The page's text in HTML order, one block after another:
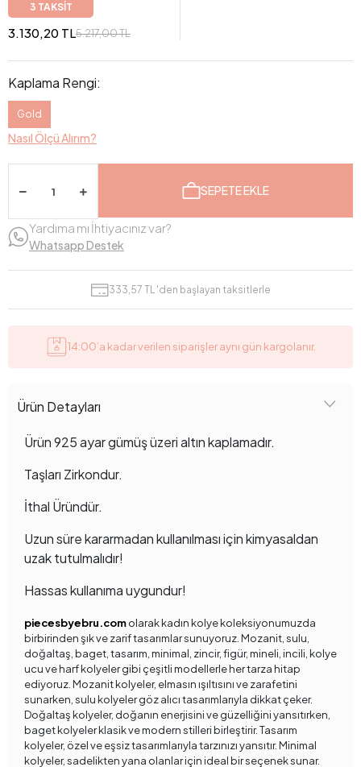
3 TAKSİT
3.130,20 TL5.217,00 TL
Kaplama Rengi:
Gold
Nasıl Ölçü Alırım?
SEPETE EKLE
Yardıma mı İhtiyacınız var?
Whatsapp Destek
333,57 TL 'den başlayan taksitlerle
14:00’a kadar verilen siparişler aynı gün kargolanır.
Ürün Detayları
Ürün 925 ayar gümüş üzeri altın kaplamadır.
Taşları Zirkondur.
İthal Üründür.
Uzun süre kararmadan kullanılması için kimyasaldan
uzak tutulmalıdır!
Hassas kullanıma uygundur!
piecesbyebru.comolarak kadın kolye koleksiyonumuzda
birbirinden şık ve zarif tasarımlar sunuyoruz. Mozanit, sulu,
doğaltaş, baget, tasarım, minimal, zincir, figür, mineli, incili, kolye
ucu ve harf kolyeler gibi çeşitli modellerle her tarza hitap
ediyoruz. Mozanit kolyeler, elmasın ışıltısını ve zarafetini
sunarken, sulu kolyeler göz alıcı tasarımlarıyla dikkat çeker.
Doğaltaş kolyeler, doğanın enerjisini ve güzelliğini yansıtırken,
baget kolyeler klasik ve modern stilleri birleştirir. Tasarım
kolyeler, özel ve eşsiz tasarımlarıyla tarzınızı yansıtır. Minimal
kolyeler, sadelikten yana olanlar için ideal bir seçenek sunar.